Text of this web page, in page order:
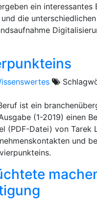
ein
die
ist ein
(1-2019) einen
(PDF-Datei) von Tarek
und